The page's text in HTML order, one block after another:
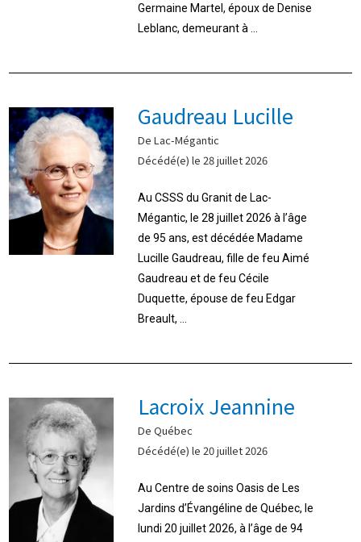
Germaine Martel, époux de Denise
Leblanc, demeurant à ...
Gaudreau Lucille
De Lac-Mégantic
Décédé(e) le 28 juillet 2026
Au CSSS du Granit de Lac-
Mégantic, le 28 juillet 2026 à l’âge
de 95 ans, est décédée Madame
Lucille Gaudreau, fille de feu Aimé
Gaudreau et de feu Cécile
Duquette, épouse de feu Edgar
Breault, ...
Lacroix Jeannine
De Québec
Décédé(e) le 20 juillet 2026
Au Centre de soins Oasis de Les
Jardins d’Évangéline de Québec, le
lundi 20 juillet 2026, à l’âge de 94